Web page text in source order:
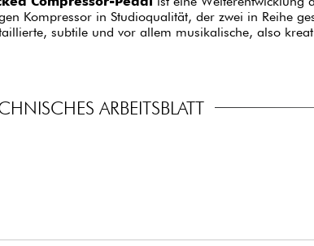
Kompressor in Studioqualität, der zwei in Reihe
subtile und vor allem musikalische, also
ARBEITSBLATT